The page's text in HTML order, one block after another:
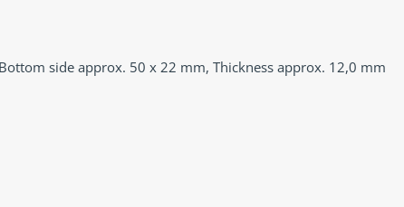
side approx. 50 x 22 mm, Thickness approx. 12,0 mm